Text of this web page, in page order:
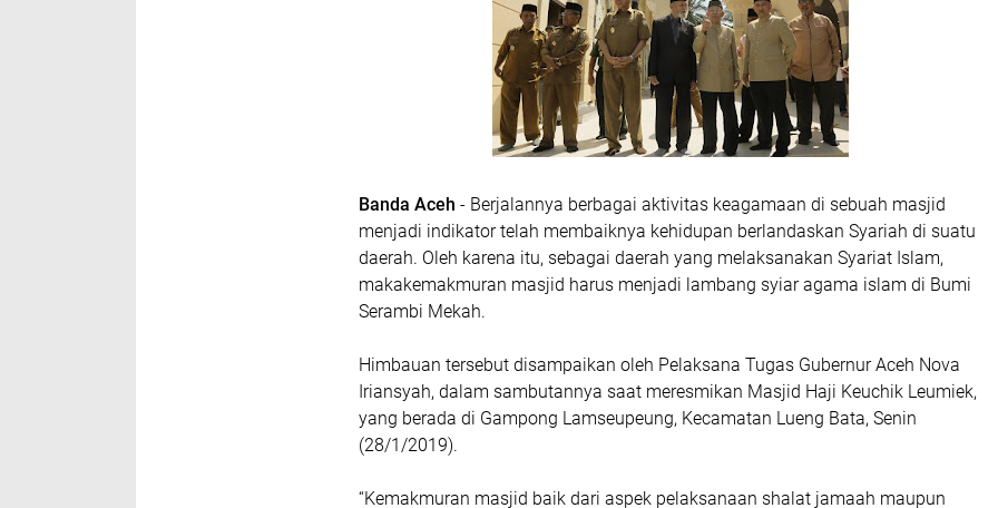
Banda Aceh - Berjalannya berbagai aktivitas keagamaan di sebuah masjid
menjadi indikator telah membaiknya kehidupan berlandaskan Syariah di suatu
daerah. Oleh karena itu, sebagai daerah yang melaksanakan Syariat Islam,
makakemakmuran masjid harus menjadi lambang syiar agama islam di Bumi
Serambi Mekah.
Himbauan tersebut disampaikan oleh Pelaksana Tugas Gubernur Aceh Nova
Iriansyah, dalam sambutannya saat meresmikan Masjid Haji Keuchik Leumiek,
yang berada di Gampong Lamseupeung, Kecamatan Lueng Bata, Senin
(28/1/2019).
“Kemakmuran masjid baik dari aspek pelaksanaan shalat jamaah maupun